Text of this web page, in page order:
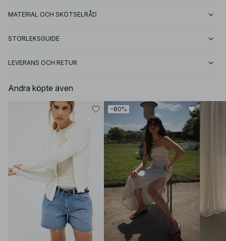
MATERIAL OCH SKÖTSELRÅD
STORLEKSGUIDE
LEVERANS OCH RETUR
Andra köpte även
−80%